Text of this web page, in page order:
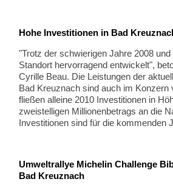
Hohe Investitionen in Bad
"Trotz der schwierigen Jahre 2008
Standort hervorragend entwickelt",
Cyrille Beau. Die Leistungen der
Bad Kreuznach sind auch im Konzern
fließen alleine 2010 Investitionen in
zweistelligen Millionenbetrags an die
Investitionen sind für die kommenden
Umweltrallye Michelin Challenge
Bad Kreuznach